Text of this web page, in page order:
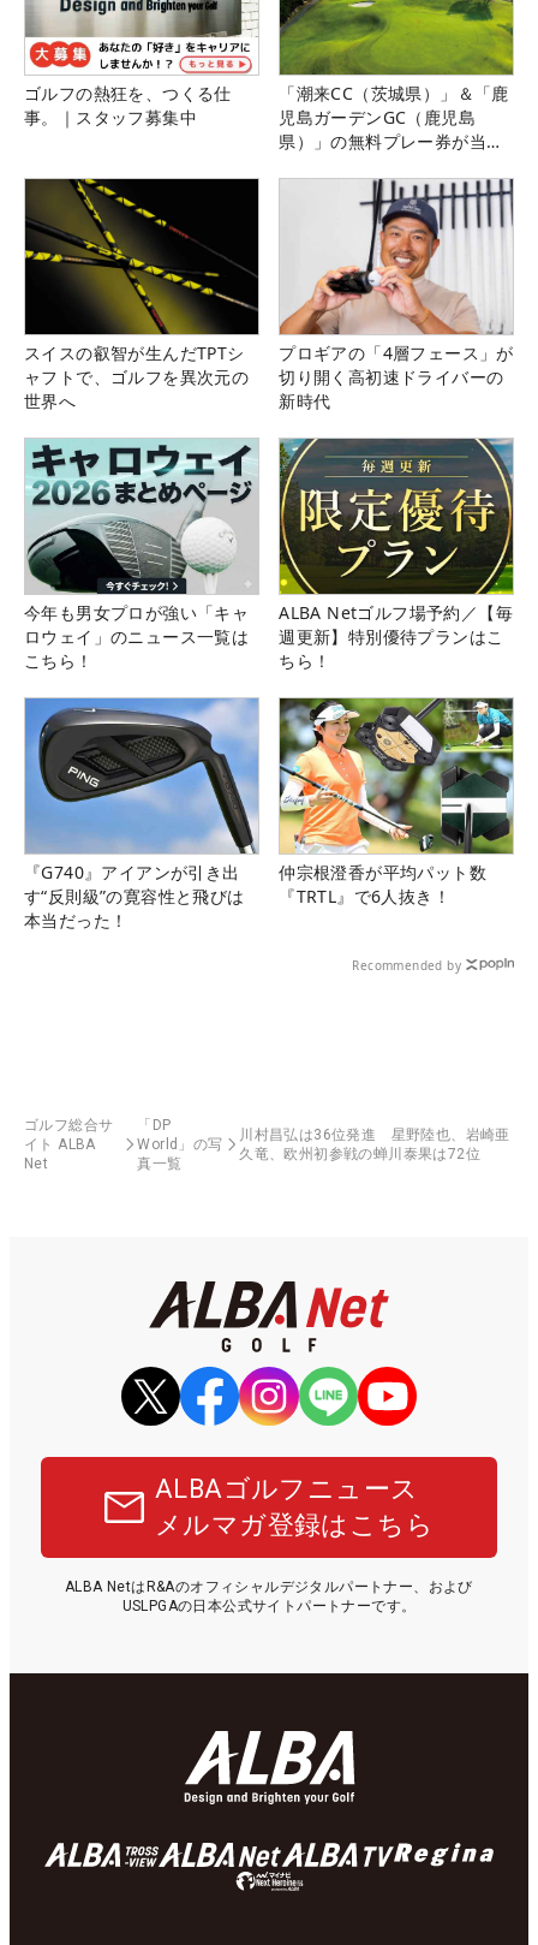
ゴルフの熱狂を、つくる仕
事。｜スタッフ募集中
「潮来CC（茨城県）」＆「鹿
児島ガーデンGC（鹿児島
県）」の無料プレー券が当た
スイスの叡智が生んだTPTシ
ャフトで、ゴルフを異次元の
世界へ
プロギアの「4層フェース」が
切り開く高初速ドライバーの
新時代
今年も男女プロが強い「キャ
ロウェイ」のニュース一覧は
こちら！
ALBA Netゴルフ場予約／【毎
週更新】特別優待プランはこ
ちら！
『G740』アイアンが引き出
す“反則級”の寛容性と飛びは
本当だった！
仲宗根澄香が平均パット数
『TRTL』で6人抜き！
Recommended by
ゴルフ総合サ
イト ALBA
Net
「DP
World」の写
真一覧
川村昌弘は36位発進 星野陸也、岩崎亜
久竜、欧州初参戦の蝉川泰果は72位
ALBAゴルフニュース
メルマガ登録はこちら
ALBA NetはR&Aのオフィシャルデジタルパートナー、および
USLPGAの日本公式サイトパートナーです。